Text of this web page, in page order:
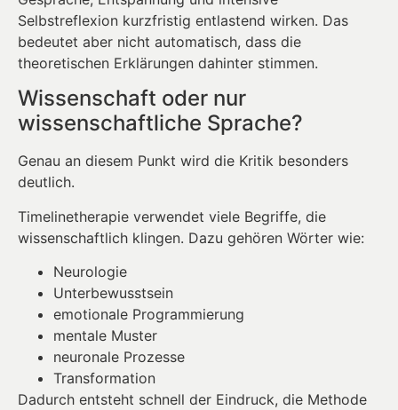
Selbstreflexion kurzfristig entlastend wirken. Das
bedeutet aber nicht automatisch, dass die
theoretischen Erklärungen dahinter stimmen.
Wissenschaft oder nur
wissenschaftliche Sprache?
Genau an diesem Punkt wird die Kritik besonders
deutlich.
Timelinetherapie verwendet viele Begriffe, die
wissenschaftlich klingen. Dazu gehören Wörter wie:
Neurologie
Unterbewusstsein
emotionale Programmierung
mentale Muster
neuronale Prozesse
Transformation
Dadurch entsteht schnell der Eindruck, die Methode